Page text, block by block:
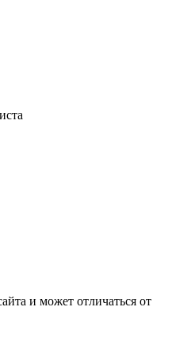
и может отличаться от